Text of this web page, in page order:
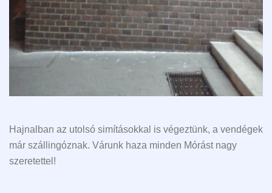
Hajnalban az utolsó simításokkal is végeztünk, a vendégek
már szállingóznak. Várunk haza minden Mórást nagy
szeretettel!